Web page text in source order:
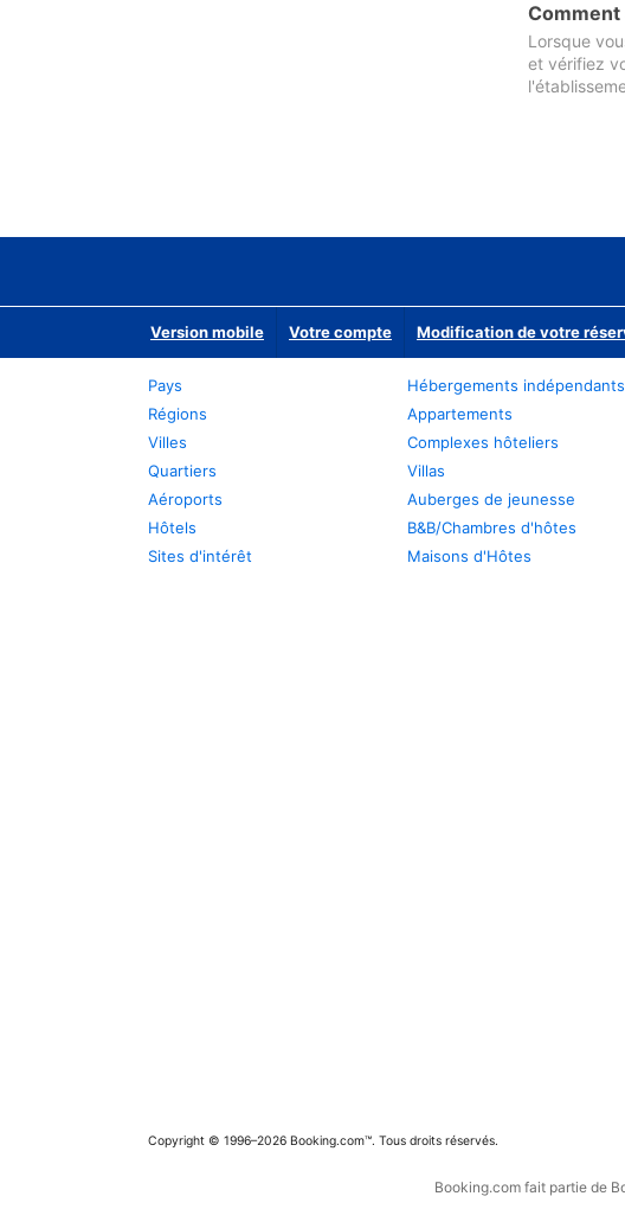
Comment
Lorsque
et vérifiez
Version mobile Votre compte Modification de votre
Pays
Régions
Villes
Quartiers
Aéroports
Hôtels
Sites d'intérêt
Hébergements indépendants
Appartements
Complexes hôteliers
Villas
Auberges de jeunesse
B&B/Chambres d'hôtes
Maisons d'Hôtes
Copyright © 1996–2026 Booking.com™. Tous droits réservés.
Booking.com fait partie de